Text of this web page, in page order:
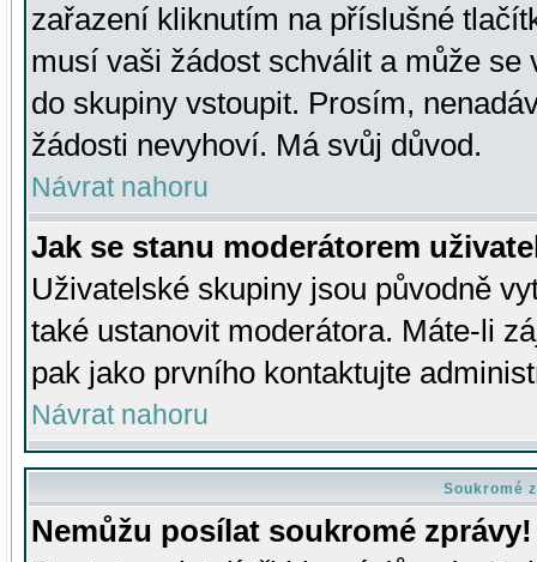
zařazení kliknutím na příslušné
musí vaši žádost schválit a může se
do skupiny vstoupit. Prosím,
žádosti nevyhoví. Má svůj důvod.
Návrat nahoru
Jak se stanu moderátorem
Uživatelské skupiny jsou původně
také ustanovit moderátora. Máte-li
pak jako prvního kontaktujte
Návrat nahoru
Soukromé
Nemůžu posílat soukromé zprávy!